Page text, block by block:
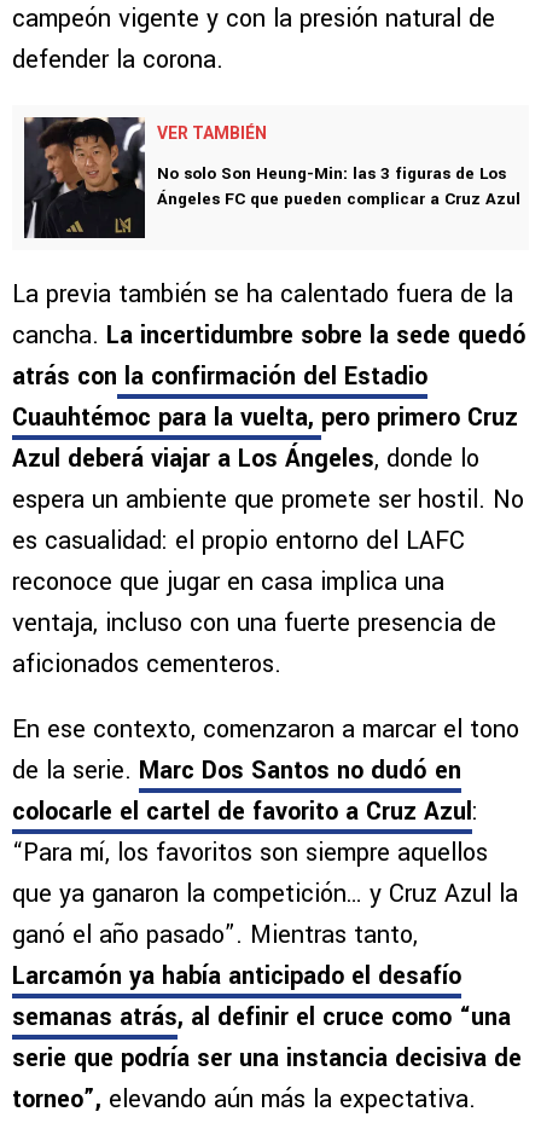
campeón vigente y con la presión natural de
defender la corona.
VER TAMBIÉN
No solo Son Heung-Min: las 3 figuras de Los
Ángeles FC que pueden complicar a Cruz Azul
La previa también se ha calentado fuera de la
cancha. La incertidumbre sobre la sede quedó
atrás con la confirmación del Estadio
Cuauhtémoc para la vuelta, pero primero Cruz
Azul deberá viajar a Los Ángeles, donde lo
espera un ambiente que promete ser hostil. No
es casualidad: el propio entorno del LAFC
reconoce que jugar en casa implica una
ventaja, incluso con una fuerte presencia de
aficionados cementeros.
En ese contexto, comenzaron a marcar el tono
de la serie. Marc Dos Santos no dudó en
colocarle el cartel de favorito a Cruz Azul:
“Para mí, los favoritos son siempre aquellos
que ya ganaron la competición… y Cruz Azul la
ganó el año pasado”. Mientras tanto,
Larcamón ya había anticipado el desafío
semanas atrás, al definir el cruce como “una
serie que podría ser una instancia decisiva de
torneo”, elevando aún más la expectativa.